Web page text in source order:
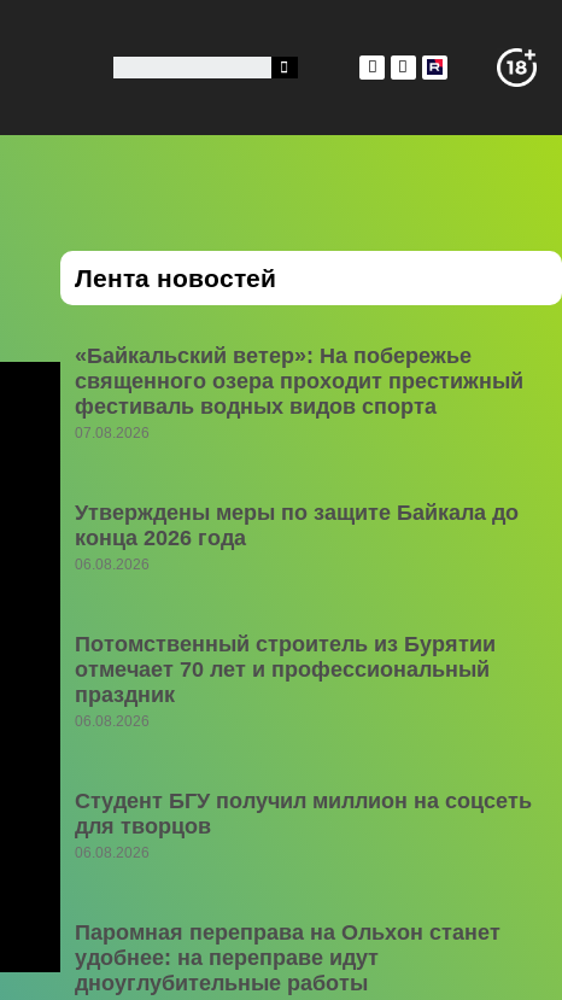
Лента новостей
«Байкальский ветер»: На побережье
священного озера проходит престижный
фестиваль водных видов спорта
07.08.2026
Утверждены меры по защите Байкала до
конца 2026 года
06.08.2026
Потомственный строитель из Бурятии
отмечает 70 лет и профессиональный
праздник
06.08.2026
Студент БГУ получил миллион на соцсеть
для творцов
06.08.2026
Паромная переправа на Ольхон станет
удобнее: на переправе идут
дноуглубительные работы